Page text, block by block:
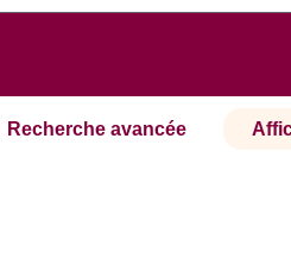
Recherche avancée